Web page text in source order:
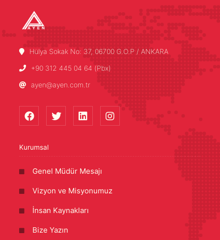
Hülya Sokak No: 37, 06700 G.O.P / ANKARA
+90 312 445 04 64 (Pbx)
ayen@ayen.com.tr
Kurumsal
Genel Müdür Mesajı
Vizyon ve Misyonumuz
İnsan Kaynakları
Bize Yazın